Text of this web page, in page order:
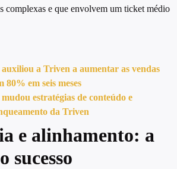
complexas e que envolvem um ticket médio
a Triven a aumentar as vendas
em seis meses
estratégias de conteúdo e
da Triven
e alinhamento: a
sucesso